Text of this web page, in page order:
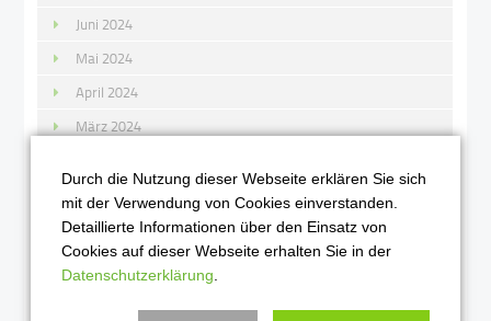
Juni 2024
Mai 2024
April 2024
März 2024
Januar 2024
2023
Dezember 2023
Durch die Nutzung dieser Webseite erklären Sie sich
mit der Verwendung von Cookies einverstanden.
Detaillierte Informationen über den Einsatz von
Cookies auf dieser Webseite erhalten Sie in der
Datenschutzerklärung